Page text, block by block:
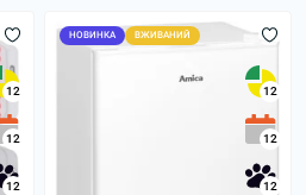
12
12
12
НОВИНКА ВЖИВАНИЙ
12
12
12